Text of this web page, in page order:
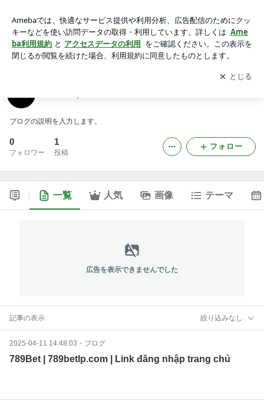
アプリをダウンロードして ブログの更新通知
を受け取りまし
ょう。
開く
ブログの説明を入力します。
0
フォロワー
1
投稿
フォロー
一覧 人気 画像 テーマ
広告を表示できませんでした
記事の表示 絞り込みなし
2025-04-11 14:48:03 ・ ブログ
789Bet | 789betlp.com | Link đăng nhập trang chủ